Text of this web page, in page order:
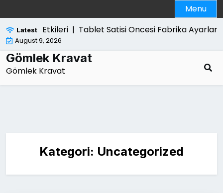
to
content
Menu
Latest
Acan Etkileri | Tablet Satisi Oncesi Fabrika
August 9, 2026
Gömlek Kravat
Gömlek Kravat
Kategori: Uncategorized